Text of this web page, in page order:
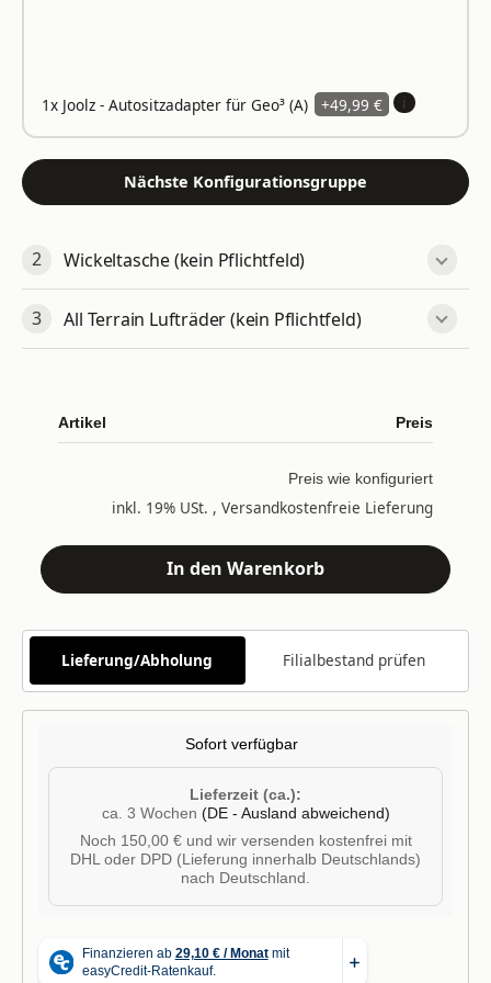
1x Joolz - Autositzadapter für Geo³ (A) +49,99 € i
Nächste Konfigurationsgruppe
2 Wickeltasche (kein Pflichtfeld)
3 All Terrain Lufträder (kein Pflichtfeld)
Artikel Preis
Preis wie konfiguriert
inkl. 19% USt. , Versandkostenfreie Lieferung
In den Warenkorb
Lieferung/Abholung Filialbestand prüfen
Sofort verfügbar
Lieferzeit (ca.):
ca. 3 Wochen (DE - Ausland abweichend)
Noch 150,00 € und wir versenden kostenfrei mit
DHL oder DPD (Lieferung innerhalb Deutschlands)
nach Deutschland.